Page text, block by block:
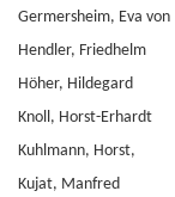
Germersheim, Eva von
Hendler, Friedhelm
Höher, Hildegard
Knoll, Horst-Erhardt
Kuhlmann, Horst,
Kujat, Manfred